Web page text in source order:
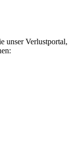
unser Verlustportal,